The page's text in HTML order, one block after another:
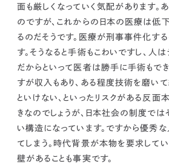
面も厳しくなっていく気配があります。
のですが、これからの日本の医療は低
るのだそうです。医療が刑事事件化す
す。そうなると手術もこわいですし、人
だからといって医者は勝手に手術もでき
すが収入もあり、ある程度技術を磨い
といけない、といった リスクがある反面
きなのでしょうが、日本社会の制度では
い構造になっています。 ですから優秀
てしまう。 時代背景が本物を要求してい
壁があることも事実です。